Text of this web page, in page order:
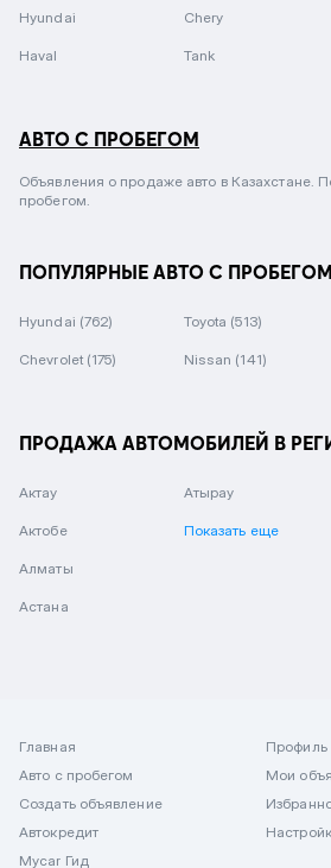
Hyundai Chery
Haval Tank
АВТО С ПРОБЕГОМ
Объявления о продаже авто в Казахстане.
пробегом.
ПОПУЛЯРНЫЕ АВТО С ПРОБЕГОМ
Hyundai (762) Toyota (513)
Chevrolet (175) Nissan (141)
ПРОДАЖА АВТОМОБИЛЕЙ В
Актау
Актобе
Алматы
Астана
Атырау
Показать еще
Главная
Авто с пробегом
Создать объявление
Автокредит
Mycar Гид
Профиль
Мои